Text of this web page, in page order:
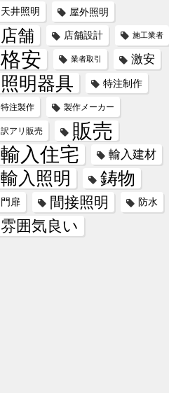
天井照明 屋外照明
店舗 店舗設計 施工業者
格安 業者取引 激安
照明器具 特注制作
特注製作 製作メーカー
訳アリ販売 販売
輸入住宅 輸入建材
輸入照明 鋳物
門扉 間接照明 防水
雰囲気良い